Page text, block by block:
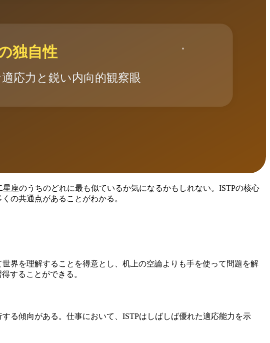
座のうちのどれに最も似ているか気になるかもしれない。ISTPの核心
の共通点があることがわかる。
界を理解することを得意とし、机上の空論よりも手を使って問題を解
することができる。
る傾向がある。仕事において、ISTPはしばしば優れた適応能力を示